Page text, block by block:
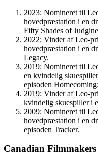
2023: Nomineret til
hovedpræstation i en
Fifty Shades of
2022: Vinder af Leo-
hovedpræstation i en
Legacy.
2019: Nomineret til
en kvindelig
episoden
2019: Vinder af Leo-
kvindelig skuespiller i
2009: Nomineret til
hovedpræstation i en
episoden Tracker.
Canadian